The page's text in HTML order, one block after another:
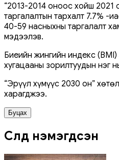
“2013-2014 оноос хойш 2021
таргалалтын тархалт 7.7% -
40-59 насныхны таргалалт
мэдээлэв.
Биеийн жингийн индекс
хугацааны зорилтуудын нэг
“Эрүүл хүмүүс 2030 он”
харагджээ.
Буцах
Сүүлд нэмэгдсэн